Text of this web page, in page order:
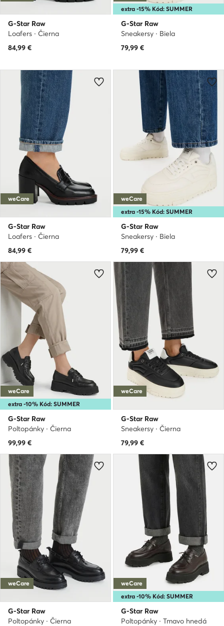
G-Star Raw
Loafers · Čierna
84,99 €
extra -15% Kód: SUMMER
G-Star Raw
Sneakersy · Biela
79,99 €
weCare
G-Star Raw
Loafers · Čierna
84,99 €
extra -15% Kód: SUMMER
weCare
G-Star Raw
Sneakersy · Biela
79,99 €
extra -10% Kód: SUMMER
weCare
G-Star Raw
Poltopánky · Čierna
99,99 €
weCare
G-Star Raw
Sneakersy · Čierna
79,99 €
weCare
G-Star Raw
Poltopánky · Čierna
extra -10% Kód: SUMMER
weCare
G-Star Raw
Poltopánky · Tmavo hnedá